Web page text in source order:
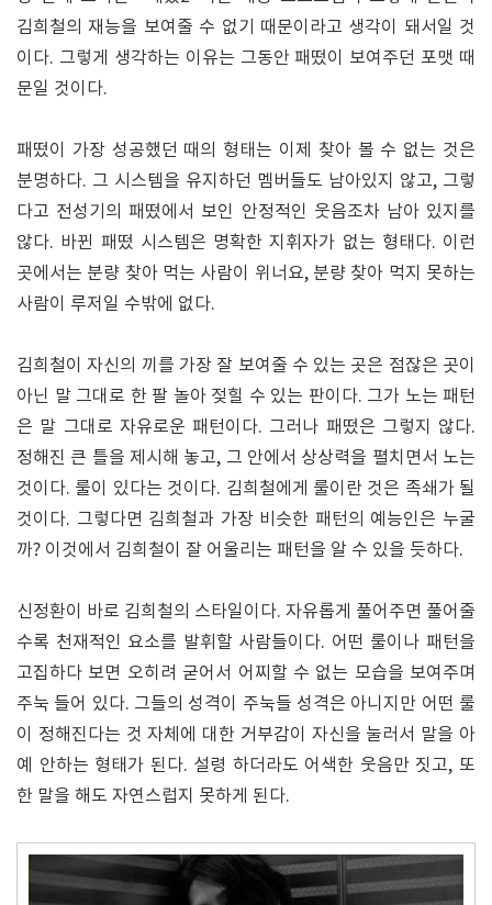
김희철의 재능을 보여줄 수 없기 때문이라고 생각이 돼서일 것
이다. 그렇게 생각하는 이유는 그동안 패떴이 보여주던 포맷 때
문일 것이다.
패떴이 가장 성공했던 때의 형태는 이제 찾아 볼 수 없는 것은
분명하다. 그 시스템을 유지하던 멤버들도 남아있지 않고, 그렇
다고 전성기의 패떴에서 보인 안정적인 웃음조차 남아 있지를
않다. 바뀐 패떴 시스템은 명확한 지휘자가 없는 형태다. 이런
곳에서는 분량 찾아 먹는 사람이 위너요, 분량 찾아 먹지 못하는
사람이 루저일 수밖에 없다.
김희철이 자신의 끼를 가장 잘 보여줄 수 있는 곳은 점잖은 곳이
아닌 말 그대로 한 팔 놀아 젖힐 수 있는 판이다. 그가 노는 패턴
은 말 그대로 자유로운 패턴이다. 그러나 패떴은 그렇지 않다.
정해진 큰 틀을 제시해 놓고, 그 안에서 상상력을 펼치면서 노는
것이다. 룰이 있다는 것이다. 김희철에게 룰이란 것은 족쇄가 될
것이다. 그렇다면 김희철과 가장 비슷한 패턴의 예능인은 누굴
까? 이것에서 김희철이 잘 어울리는 패턴을 알 수 있을 듯하다.
신정환이 바로 김희철의 스타일이다. 자유롭게 풀어주면 풀어줄
수록 천재적인 요소를 발휘할 사람들이다. 어떤 룰이나 패턴을
고집하다 보면 오히려 굳어서 어찌할 수 없는 모습을 보여주며
주눅 들어 있다. 그들의 성격이 주눅들 성격은 아니지만 어떤 룰
이 정해진다는 것 자체에 대한 거부감이 자신을 눌러서 말을 아
예 안하는 형태가 된다. 설령 하더라도 어색한 웃음만 짓고, 또
한 말을 해도 자연스럽지 못하게 된다.